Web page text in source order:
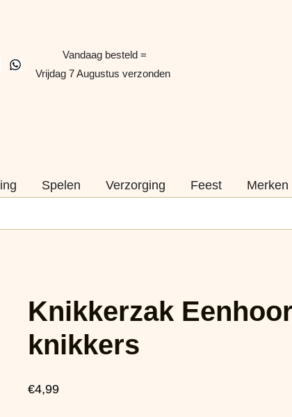
Vandaag besteld =
Vrijdag 7 Augustus verzonden
Spelen Verzorging Feest Merken
Knikkerzak
knikkers
€4,99